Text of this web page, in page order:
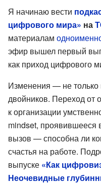
Я начинаю вести
цифрового мира» на
материалам
эфир вышел первый
как приход цифрового
Изменения — не
двойников. Переход от
к организации
mindset, проявившееся
вызов — способна ли
счастья на работе.
выпуске «Как
Неочевидные